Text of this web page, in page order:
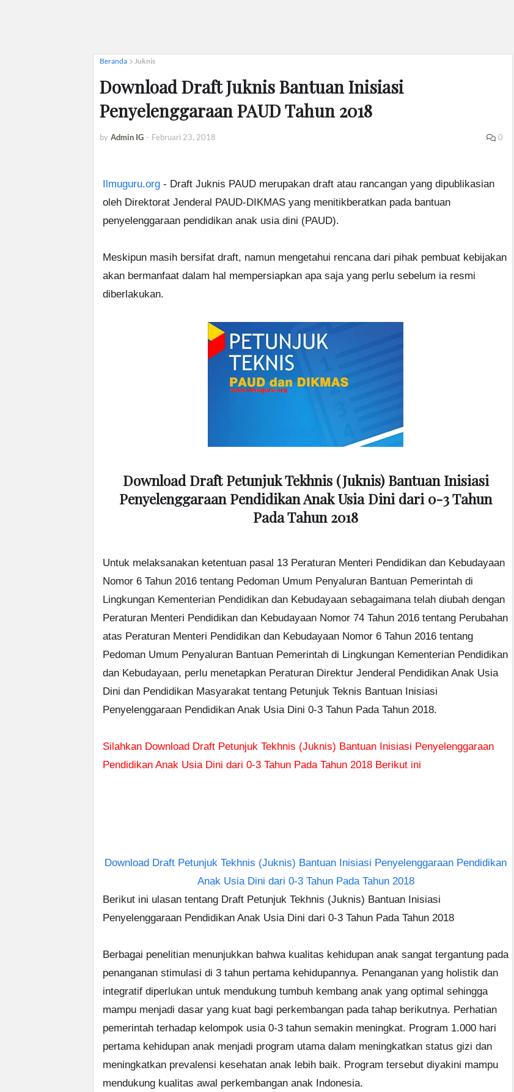
Beranda Juknis
Download Draft Juknis Bantuan Inisiasi
Penyelenggaraan PAUD Tahun 2018
by Admin IG - Februari 23, 2018 0
Ilmuguru.org - Draft Juknis PAUD merupakan draft atau rancangan yang dipublikasian
oleh Direktorat Jenderal PAUD-DIKMAS yang menitikberatkan pada bantuan
penyelenggaraan pendidikan anak usia dini (PAUD).
Meskipun masih bersifat draft, namun mengetahui rencana dari pihak pembuat kebijakan
akan bermanfaat dalam hal mempersiapkan apa saja yang perlu sebelum ia resmi
diberlakukan.
Download Draft Petunjuk Tekhnis (Juknis) Bantuan Inisiasi
Penyelenggaraan Pendidikan Anak Usia Dini dari 0-3 Tahun
Pada Tahun 2018
Untuk melaksanakan ketentuan pasal 13 Peraturan Menteri Pendidikan dan Kebudayaan
Nomor 6 Tahun 2016 tentang Pedoman Umum Penyaluran Bantuan Pemerintah di
Lingkungan Kementerian Pendidikan dan Kebudayaan sebagaimana telah diubah dengan
Peraturan Menteri Pendidikan dan Kebudayaan Nomor 74 Tahun 2016 tentang Perubahan
atas Peraturan Menteri Pendidikan dan Kebudayaan Nomor 6 Tahun 2016 tentang
Pedoman Umum Penyaluran Bantuan Pemerintah di Lingkungan Kementerian Pendidikan
dan Kebudayaan, perlu menetapkan Peraturan Direktur Jenderal Pendidikan Anak Usia
Dini dan Pendidikan Masyarakat tentang Petunjuk Teknis Bantuan Inisiasi
Penyelenggaraan Pendidikan Anak Usia Dini 0-3 Tahun Pada Tahun 2018.
Silahkan Download Draft Petunjuk Tekhnis (Juknis) Bantuan Inisiasi Penyelenggaraan
Pendidikan Anak Usia Dini dari 0-3 Tahun Pada Tahun 2018 Berikut ini
Download Draft Petunjuk Tekhnis (Juknis) Bantuan Inisiasi Penyelenggaraan Pendidikan
Anak Usia Dini dari 0-3 Tahun Pada Tahun 2018
Berikut ini ulasan tentang Draft Petunjuk Tekhnis (Juknis) Bantuan Inisiasi
Penyelenggaraan Pendidikan Anak Usia Dini dari 0-3 Tahun Pada Tahun 2018
Berbagai penelitian menunjukkan bahwa kualitas kehidupan anak sangat tergantung pada
penanganan stimulasi di 3 tahun pertama kehidupannya. Penanganan yang holistik dan
integratif diperlukan untuk mendukung tumbuh kembang anak yang optimal sehingga
mampu menjadi dasar yang kuat bagi perkembangan pada tahap berikutnya. Perhatian
pemerintah terhadap kelompok usia 0-3 tahun semakin meningkat. Program 1.000 hari
pertama kehidupan anak menjadi program utama dalam meningkatkan status gizi dan
meningkatkan prevalensi kesehatan anak lebih baik. Program tersebut diyakini mampu
mendukung kualitas awal perkembangan anak Indonesia.